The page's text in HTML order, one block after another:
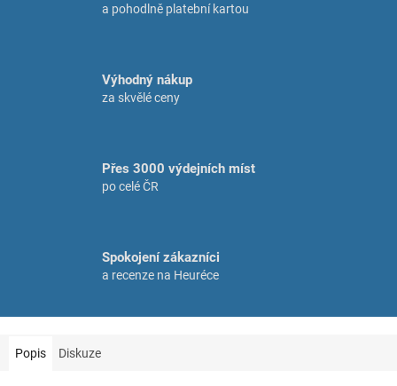
a pohodlně platební kartou
Výhodný nákup
za skvělé ceny
Přes 3000 výdejních míst
po celé ČR
Spokojení zákazníci
a recenze na Heuréce
Popis Diskuze